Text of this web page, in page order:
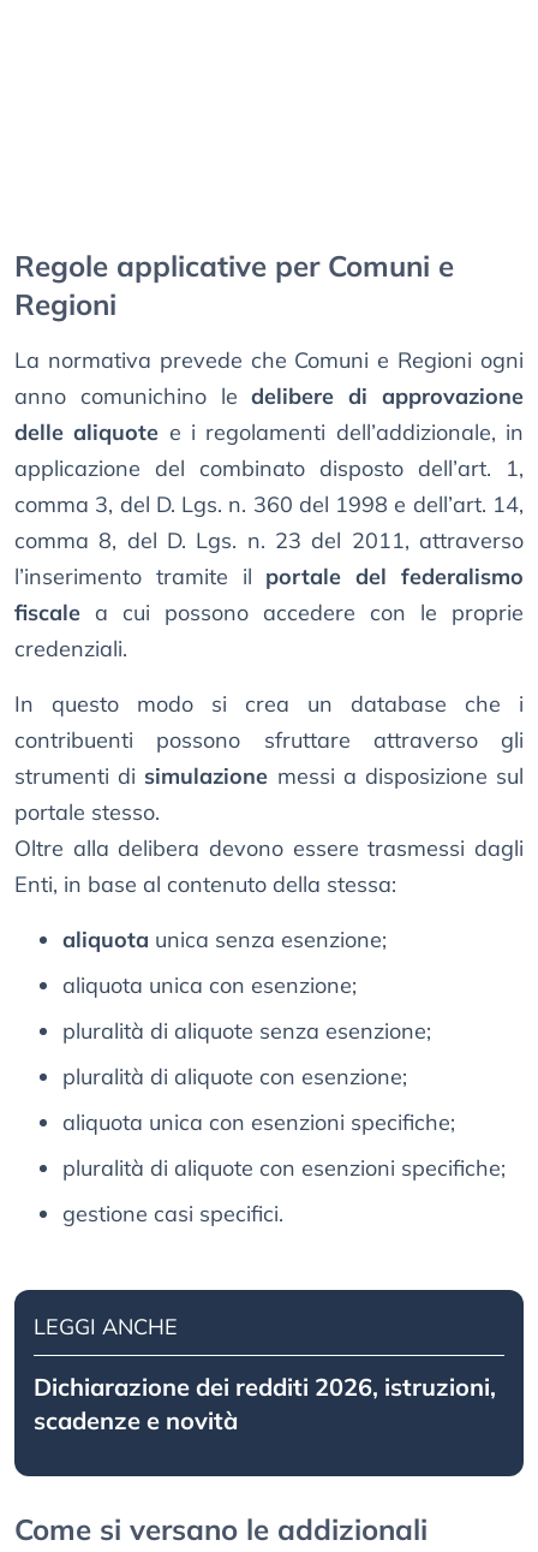
Regole applicative per Comuni e
Regioni
La normativa prevede che Comuni e Regioni ogni
anno comunichino ledelibere di approvazione
delle aliquote e i regolamenti dell’addizionale, in
applicazione del combinato disposto dell’art. 1,
comma 3, del D. Lgs. n. 360 del 1998 e dell’art. 14,
comma 8, del D. Lgs. n. 23 del 2011, attraverso
l’inserimento tramite il portale del federalismo
fiscale a cui possono accedere con le proprie
credenziali.
In questo modo si crea un database che i
contribuenti possono sfruttare attraverso gli
strumenti di simulazione messi a disposizione sul
portale stesso.
Oltre alla delibera devono essere trasmessi dagli
Enti, in base al contenuto della stessa:
aliquota unica senza esenzione;
aliquota unica con esenzione;
pluralità di aliquote senza esenzione;
pluralità di aliquote con esenzione;
aliquota unica con esenzioni specifiche;
pluralità di aliquote con esenzioni specifiche;
gestione casi specifici.
LEGGI ANCHE
Dichiarazione dei redditi 2026, istruzioni,
scadenze e novità
Come si versano le addizionali